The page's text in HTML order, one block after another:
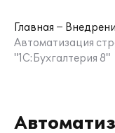
Главная
Автоматизация
"1С:Бухгалтерия 8"